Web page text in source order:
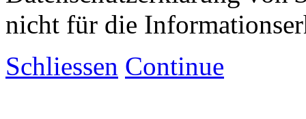
nicht für die
Schliessen Continue